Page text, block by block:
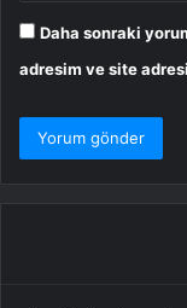
Daha sonraki
adresim ve site